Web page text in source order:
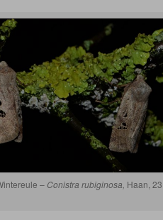
– Conistra rubiginosa, Haan,